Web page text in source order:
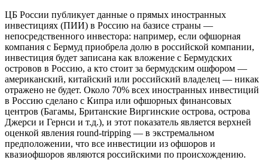
ЦБ России публикует данные о прямых иностранных
инвестициях (ПИИ) в Россию на базисе страны —
непосредственного инвестора: например, если офшорная
компания с Бермуд приобрела долю в российской компании,
инвестиция будет записана как вложение с Бермудских
островов в Россию, а кто стоит за бермудским ошфором —
американский, китайский или российский владелец — никак
отражено не будет. Около 70% всех иностранных инвестиций
в Россию сделано с Кипра или офшорных финансовых
центров (Багамы, Британские Виргинские острова, острова
Джерси и Гернси и т.д.), и этот показатель является верхней
оценкой явления round-tripping — в экстремальном
предположении, что все инвестиции из офшоров и
квазиофшоров являются российскими по происхождению.